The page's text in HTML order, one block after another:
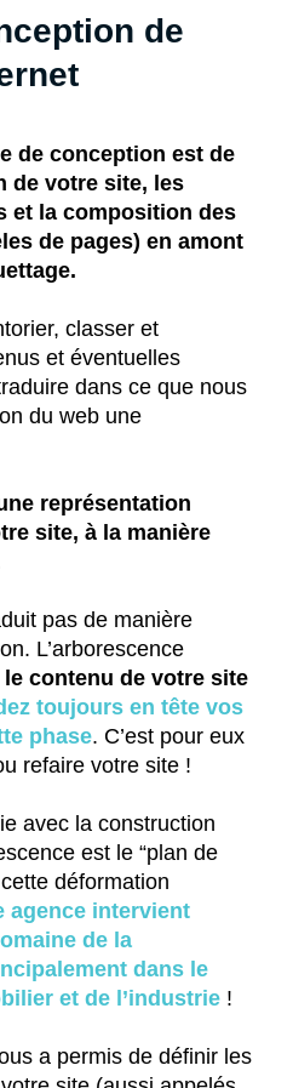
de
de conception est de
de votre site, les
et la composition des
de pages) en amont
classer et
et éventuelles
dans ce que nous
du web une
représentation
site, à la manière
pas de manière
L’arborescence
contenu de votre site
toujours en tête vos
phase. C’est pour eux
refaire votre site !
avec la construction
est le “plan de
déformation
agence intervient
de la
dans le
et de l’industrie!
a permis de définir les